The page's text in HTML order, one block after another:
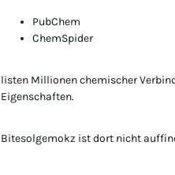
PubChem
ChemSpider
listen Millionen chemischer
Eigenschaften.
Bitesolgemokz ist dort nicht